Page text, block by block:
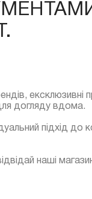
ексклюзивні
догляду вдома.
підхід
наші